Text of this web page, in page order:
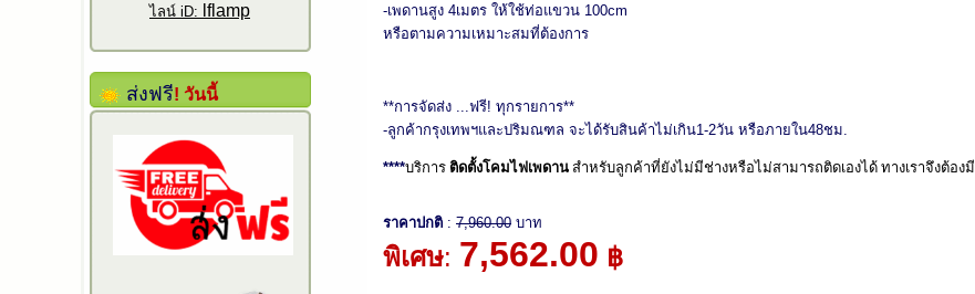
ไลน์ iD: lflamp
ส่งฟรี! วันนี้
-เพดานสูง 4เมตร ให้ใช้ท่อแขวน 100cm
หรือตามความเหมาะสมที่ต้องการ
**การจัดส่ง ...ฟรี! ทุกรายการ**
-ลูกค้ากรุงเทพฯและปริมณฑล จะได้รับสินค้าไม่เกิน1-2วัน หรือภายใน48ชม.
****บริการ ติดตั้งโคมไฟเพดาน สำหรับลูกค้าที่ยังไม่มีช่างหรือไม่สามารถติดเองได้ ทางเราจึงต้องมี
ราคาปกติ : 7,960.00 บาท
พิเศษ: 7,562.00 ฿